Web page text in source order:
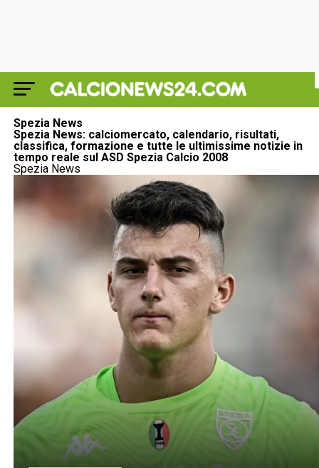
Spezia News
Spezia News: calciomercato, calendario, risultati,
classifica, formazione e tutte le ultimissime notizie in
tempo reale sul ASD Spezia Calcio 2008
Spezia News